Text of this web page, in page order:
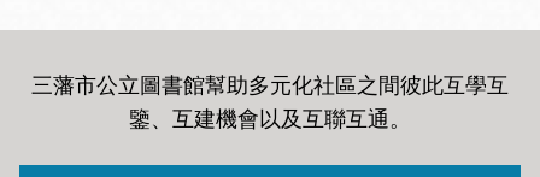
三藩市公立圖書館幫助多元化社區之間彼此互學互
鑒、互建機會以及互聯互通。